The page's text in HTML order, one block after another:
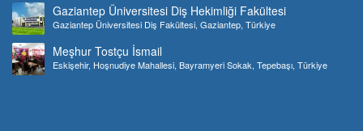
Gaziantep Üniversitesi Diş Hekimliği Fakültesi
Gaziantep Üniversitesi Diş Fakültesi, Gaziantep, Türkiye
Meşhur Tostçu İsmail
Eskişehir, Hoşnudiye Mahallesi, Bayramyeri Sokak, Tepebaşı, Türkiye